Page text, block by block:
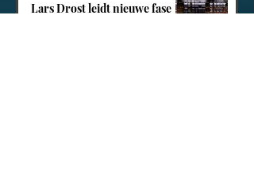
Lars Drost leidt nieuwe fase